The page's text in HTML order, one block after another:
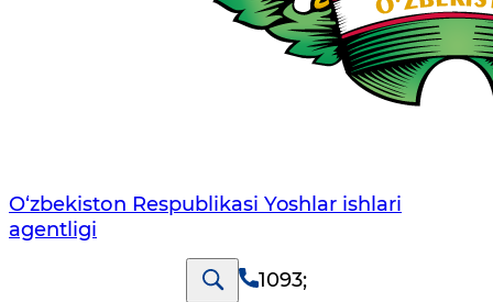
O‘zbеkistоn Rеspublikаsi Yoshlar ishlari
agentligi
1093;